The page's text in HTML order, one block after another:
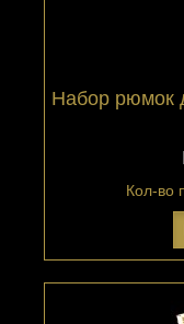
Набор рюмок
Кол-во